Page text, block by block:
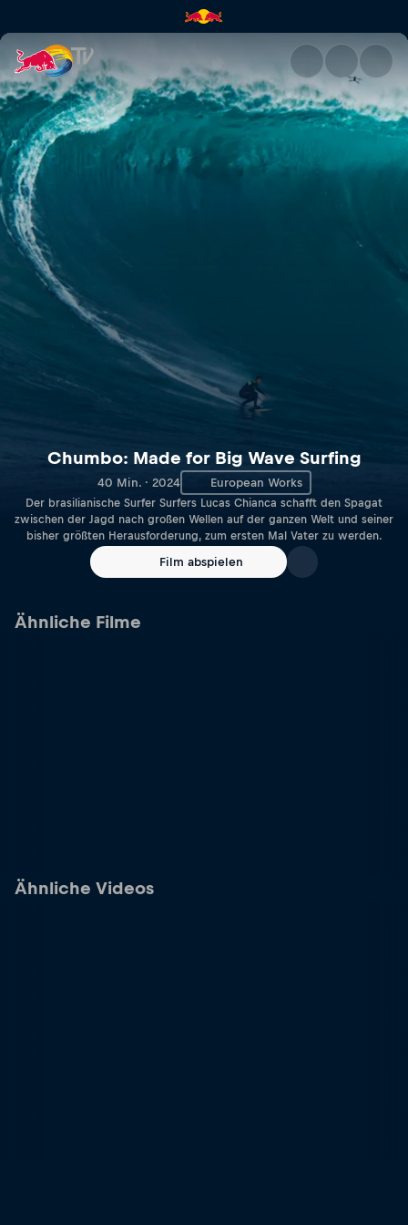
Chumbo: Made for Big
Chumbo: Made for Big Wave Surfing
40 Min. · 2024 European Works
Der brasilianische Surfer Surfers Lucas Chianca schafft den Spagat
zwischen der Jagd nach großen Wellen auf der ganzen Welt und seiner
bisher größten Herausforderung, zum ersten Mal Vater zu werden.
Film abspielen
Ähnliche Filme
Ähnliche Videos